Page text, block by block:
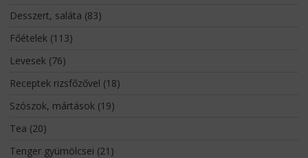
Desszert, saláta (83)
Főételek(113)
Levesek(76)
Receptek rizsfőzővel (18)
Szószok, mártások(19)
Tea (20)
Tenger gyümölcsei (21)